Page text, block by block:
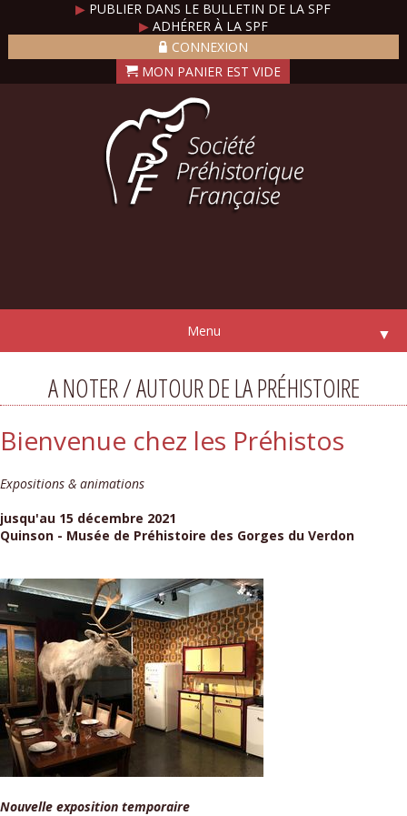
▶ PUBLIER DANS LE BULLETIN DE LA SPF
▶ADHÉRER À LA SPF
CONNEXION
Menu ▼
A NOTER / AUTOUR DE LA PRÉHISTOIRE
Bienvenue chez les Préhistos
Expositions & animations
jusqu'au 15 décembre 2021
Quinson - Musée de Préhistoire des Gorges du Verdon
Nouvelle exposition temporaire